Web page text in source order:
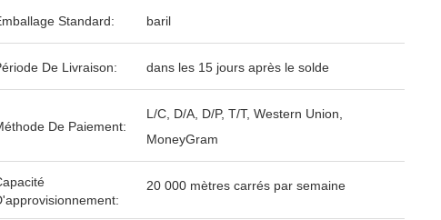
Standard: baril
De Livraison: dans les 15 jours après le solde
De Paiement:
L/C, D/A, D/P, T/T, Western Union,
MoneyGram
20 000 mètres carrés par semaine